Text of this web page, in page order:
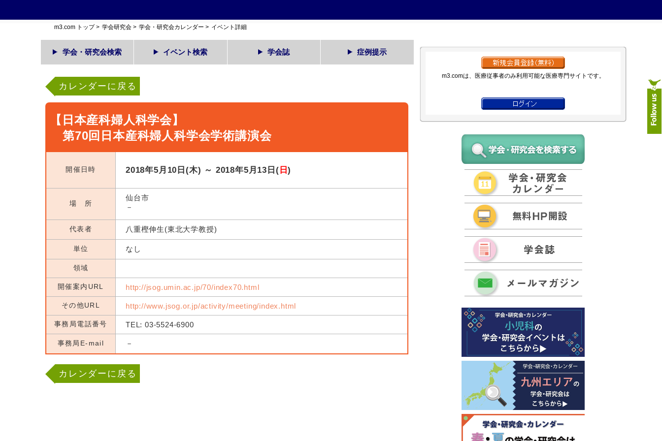
m3.com トップ> 学会研究会 > 学会・研究会カレンダー > イベント詳細
学会・研究会検索 イベント検索 学会誌 症例提示
カレンダーに戻る
【日本産科婦人科学会】
第70回日本産科婦人科学会学術講演会
開催日時 2018年5月10日(木) ～ 2018年5月13日( 日)
場 所
仙台市
－
代表者 八重樫伸生(東北大学教授)
単位 なし
領域
開催案内URL http://jsog.umin.ac.jp/70/index70.html
その他URL http://www.jsog.or.jp/activity/meeting/index.html
事務局電話番号 TEL: 03-5524-6900
事務局E-mail －
カレンダーに戻る
m3.comは、医療従事者のみ利用可能な医療専門サイトです。